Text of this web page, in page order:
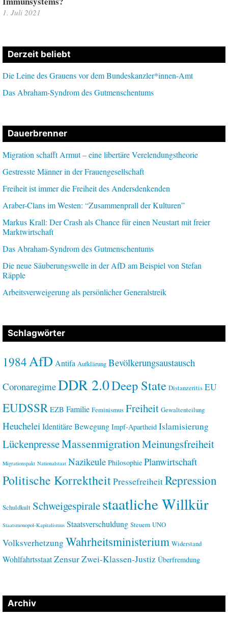
1. Juli 2021
Derzeit beliebt
Die Leine des Grauens vor dem Bundeskanzler*innen-Amt
Das Abraham-Syndrom des Gutmenschentums
Dauerbrenner
Migration schafft Armut – eine libertäre Verelendungstheorie
Gestresste Männer in der Frauengesellschaft
Freiheit ist immer die Freiheit des Andersdenkenden
Araber-Clans im Westen: “Zusammenprall der Kulturen”
Markus Krall: Der Crash als Chance für einen Neustart mit freier
Marktwirtschaft
Das Abraham-Syndrom des Gutmenschentums
Die neue Säuberungswelle in der AfD am Beispiel von Stefan
Räpple
Arbeitsverweigerung als persönlicher Generalstreik
Schlagwörter
1984AfD Antifa Aufklärung Bevölkerungsaustausch
CoronaregimeDDR 2.0Deep State Distanzeritis EU
EUDSSR EZB Familie Feminismus Freiheit Gewaltenteilung
Heuchelei Identitäre Bewegung Impf-Apartheid Islamisierung
LückenpresseMassenmigrationMeinungsfreiheit
Migrationspakt Nationalstaat Nazikeule Philosophie Planwirtschaft
Politische KorrektheitPressefreiheitRepression
Schuldkult Schweigespiralestaatliche Willkür
Staatsmonopol-Kapitalismus Staatsverschuldung Steuern UNO
VolksverhetzungWahrheitsministerium Widerstand
WohlfahrtsstaatZensurZwei-Klassen-Justiz Überfremdung
Archiv